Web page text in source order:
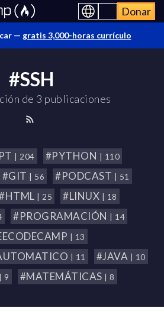
Donar
— gratis 3,000-horas currículo
#SSH
de 3 publicaciones
| 204 #PYTHON | 110
#GIT | 56 #PODCAST | 51
| 25 #LINUX | 18
#PROGRAMACIÓN | 14
| 13
| 11 #JAVA | 10
| 9 #MATEMÁTICAS | 8